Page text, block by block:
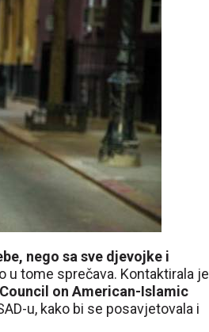
nego sa sve djevojke i
u tome sprečava. Kontaktirala je
on American-Islamic
u, kako bi se posavjetovala i